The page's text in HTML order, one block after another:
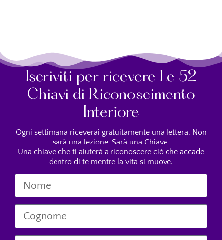
Iscriviti per ricevere Le 52
Chiavi di Riconoscimento
Interiore
Ogni settimana riceverai gratuitamente una lettera. Non
sarà una lezione. Sarà una Chiave.
Una chiave che ti aiuterà a riconoscere ciò che accade
dentro di te mentre la vita si muove.